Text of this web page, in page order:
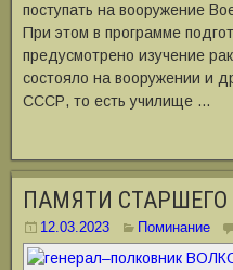
поступать на вооружение
При этом в программе
предусмотрено изучение
состояло на вооружении и
СССР, то есть училище …
ПАМЯТИ
12.03.2023 Поминание